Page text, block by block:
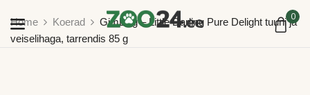
0
Home Koerad
GimDog – Little Darling Pure Delight tuuni ja
veiselihaga, tarrendis 85 g